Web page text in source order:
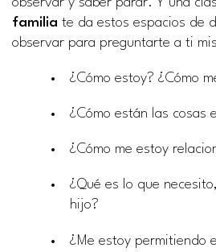
familia te da estos espacios de
observar para preguntarte a ti
¿Cómo estoy? ¿Cómo
¿Cómo están las cosas
¿Cómo me estoy
¿Qué es lo que
hijo?
¿Me estoy permitiendo